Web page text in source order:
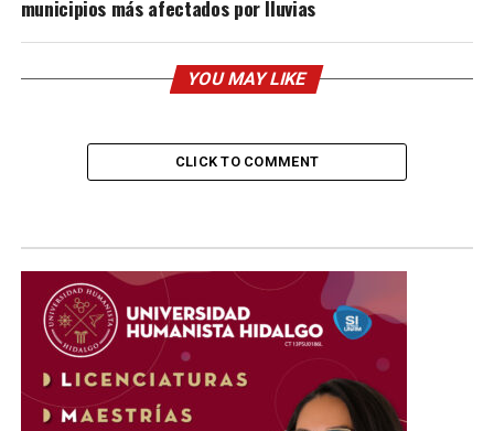
municipios más afectados por lluvias
YOU MAY LIKE
CLICK TO COMMENT